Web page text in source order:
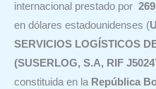
internacional prestado por
en dólares estadounidenses (
SERVICIOS LOGÍSTICOS
(SUSERLOG, S.A, RIF
constituida en la República